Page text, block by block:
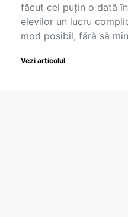
făcut cel puțin o dată
elevilor un lucru
mod posibil, fără să
Vezi articolul